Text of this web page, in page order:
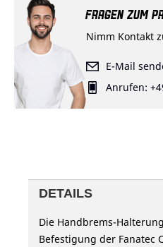
FRAGEN ZUM
Nimm Kontakt
E-Mail
Anrufen:
DETAILS
Die Handbrems-
Befestigung der Fanatec